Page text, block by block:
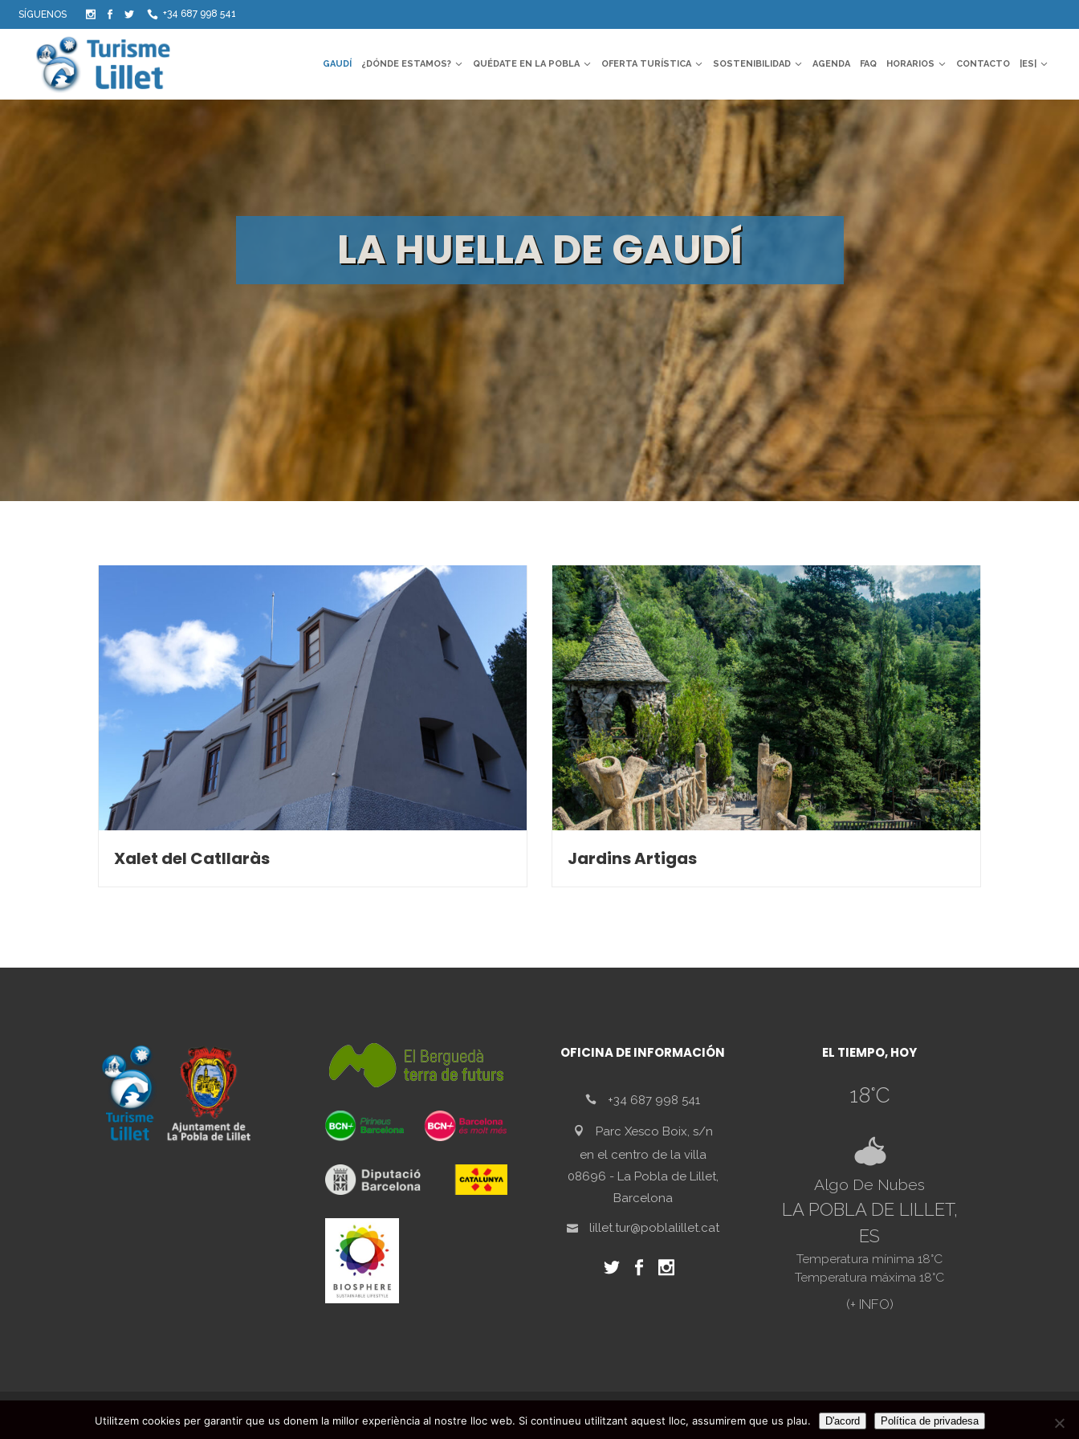
SÍGUENOS +34 687 998 541
GAUDÍ ¿DÓNDE ESTAMOS? QUÉDATE EN LA POBLA OFERTA TURÍSTICA SOSTENIBILIDAD AGENDA FAQ HORARIOS CONTACTO |ES|
LA HUELLA DE GAUDÍ
Xalet del Catllaràs Jardins Artigas
OFICINA DE INFORMACIÓN
+34 687 998 541
Parc Xesco Boix, s/n
en el centro de la villa
08696 - La Pobla de Lillet,
Barcelona
lillet.tur@poblalillet.cat
EL TIEMPO, HOY
18°C
4
Algo De Nubes
LA POBLA DE LILLET,
ES
Temperatura mínima18°C
Temperatura máxima18°C
@2021. Ajuntament de La Pobla de Lillet -Preguntas frecuentes-Registro boletín-Aviso legal -Protección de datos- Diseño web:Infoactivat't
Utilitzem cookies per garantir que us donem la millor experiència al nostre lloc web. Si continueu utilitzant aquest lloc, assumirem que us plau. D'acord Política de privadesa